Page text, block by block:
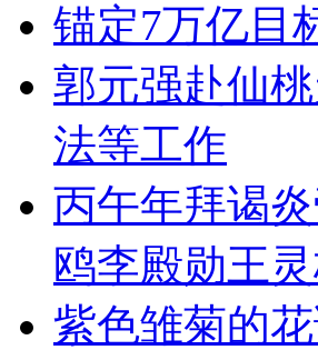
锚定7万亿目
郭元强赴仙
法等工作
丙午年拜谒
鸥李殿勋王
紫色雏菊的